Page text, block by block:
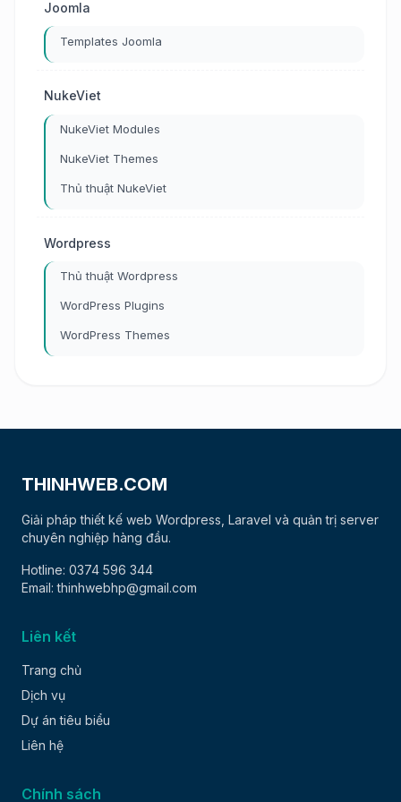
Joomla
Templates Joomla
NukeViet
NukeViet Modules
NukeViet Themes
Thủ thuật NukeViet
Wordpress
Thủ thuật Wordpress
WordPress Plugins
WordPress Themes
THINHWEB.COM
Giải pháp thiết kế web Wordpress, Laravel và quản trị server
chuyên nghiệp hàng đầu.
Hotline: 0374 596 344
Email: thinhwebhp@gmail.com
Liên kết
Trang chủ
Dịch vụ
Dự án tiêu biểu
Liên hệ
Chính sách